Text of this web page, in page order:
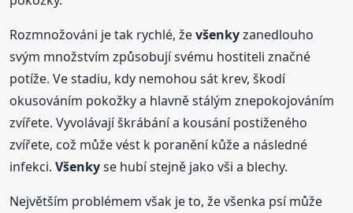
Rozmnožováni je tak rychlé, ževšenkyzanedlouho
svým množstvím způsobují svému hostiteli značné
potíže. Ve stadiu, kdy nemohou sát krev, škodí
okusováním pokožky a hlavně stálým znepokojováním
zvířete. Vyvolávají škrábání a kousání postiženého
zvířete, což může vést k poranění kůže a následné
infekci.Všenkyse hubí stejně jako vši a blechy.
Největším problémem však je to, že všenka psí může